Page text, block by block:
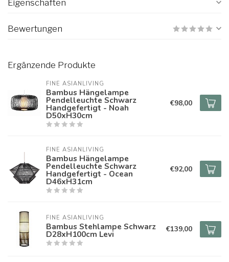
Eigenschaften
Bewertungen
Ergänzende Produkte
FINE ASIANLIVING
Bambus Hängelampe
Pendelleuchte Schwarz
Handgefertigt - Noah
D50xH30cm
€98,00
FINE ASIANLIVING
Bambus Hängelampe
Pendelleuchte Schwarz
Handgefertigt - Ocean
D46xH31cm
€92,00
FINE ASIANLIVING
Bambus Stehlampe Schwarz
D28xH100cm Levi €139,00